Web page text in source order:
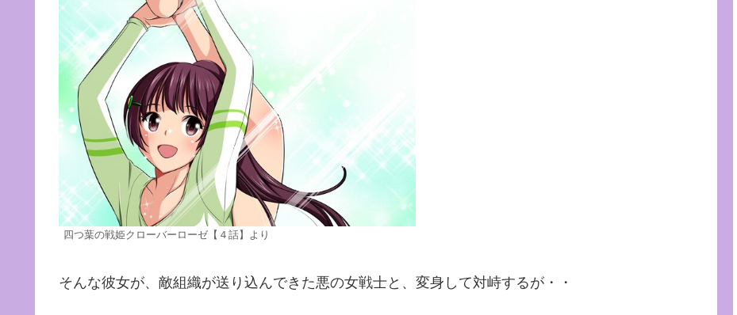
四つ葉の戦姫クローバーローゼ【４話】より
そんな彼女が、敵組織が送り込んできた悪の女戦士と、変身して対峙するが・・